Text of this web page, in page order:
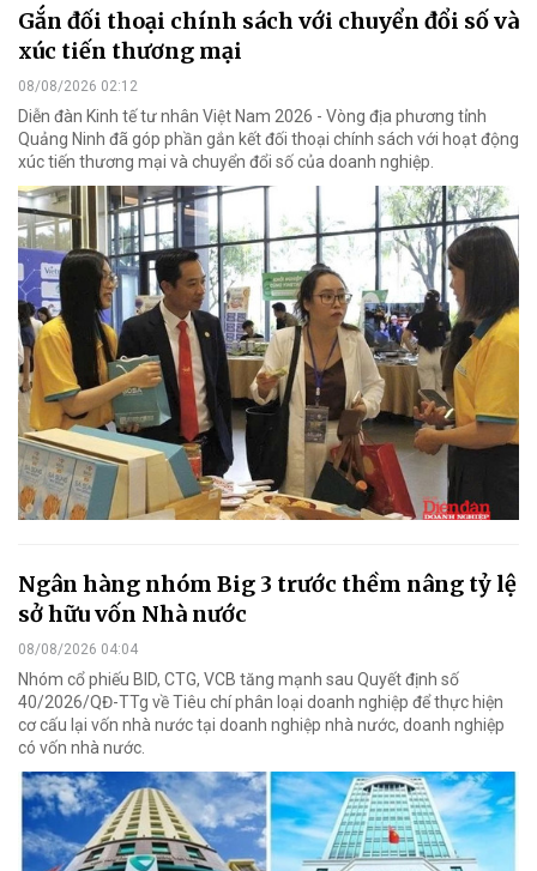
Gắn đối thoại chính sách với chuyển đổi số và
xúc tiến thương mại
08/08/2026 02:12
Diễn đàn Kinh tế tư nhân Việt Nam 2026 - Vòng địa phương tỉnh
Quảng Ninh đã góp phần gắn kết đối thoại chính sách với hoạt động
xúc tiến thương mại và chuyển đổi số của doanh nghiệp.
Ngân hàng nhóm Big 3 trước thềm nâng tỷ lệ
sở hữu vốn Nhà nước
08/08/2026 04:04
Nhóm cổ phiếu BID, CTG, VCB tăng mạnh sau Quyết định số
40/2026/QĐ-TTg về Tiêu chí phân loại doanh nghiệp để thực hiện
cơ cấu lại vốn nhà nước tại doanh nghiệp nhà nước, doanh nghiệp
có vốn nhà nước.